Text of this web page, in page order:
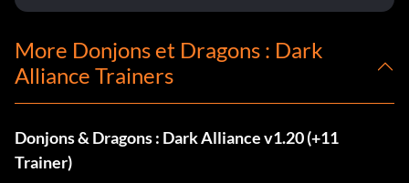
More Donjons et Dragons : Dark
Alliance Trainers
Donjons & Dragons : Dark Alliance v1.20 (+11
Trainer)